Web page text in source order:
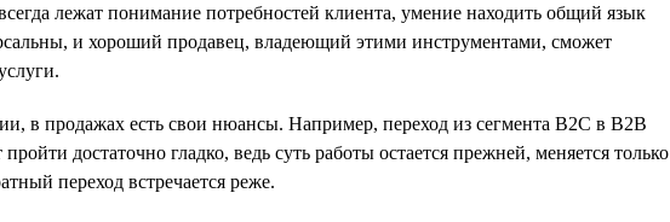
лежат понимание потребностей клиента, умение находить общий язык
и хороший продавец, владеющий этими инструментами, сможет
в продажах есть свои нюансы. Например, переход из сегмента B2C в B2B
достаточно гладко, ведь суть работы остается прежней, меняется только
переход встречается реже.